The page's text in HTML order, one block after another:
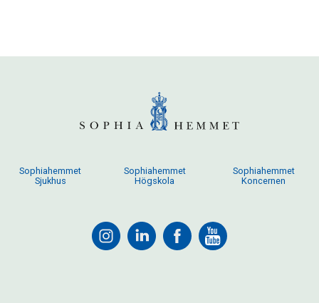
Sophiahemmet
Sjukhus
Sophiahemmet
Högskola
Sophiahemmet
Koncernen